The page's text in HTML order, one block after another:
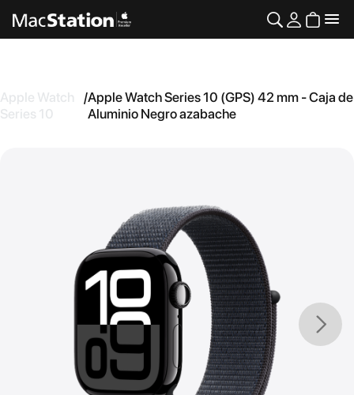
Apple Watch
Series 10
/Apple Watch Series 10 (GPS) 42 mm - Caja de
Aluminio Negro azabache